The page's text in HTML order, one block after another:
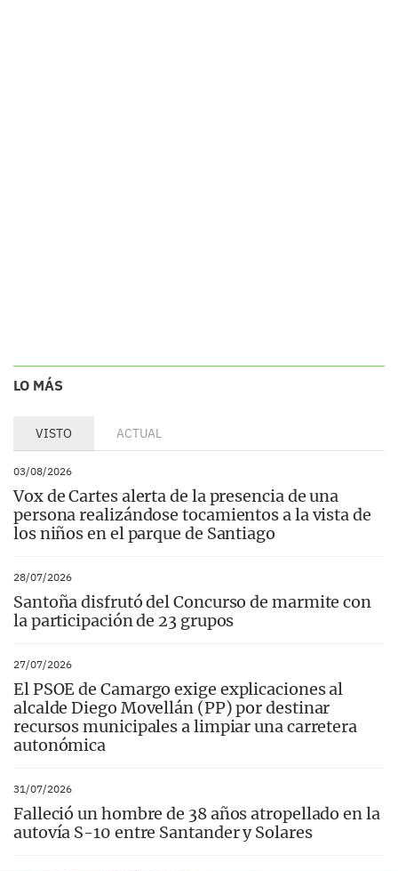
LO MÁS
VISTO ACTUAL
03/08/2026
Vox de Cartes alerta de la presencia de una
persona realizándose tocamientos a la vista de
los niños en el parque de Santiago
28/07/2026
Santoña disfrutó del Concurso de marmite con
la participación de 23 grupos
27/07/2026
El PSOE de Camargo exige explicaciones al
alcalde Diego Movellán (PP) por destinar
recursos municipales a limpiar una carretera
autonómica
31/07/2026
Falleció un hombre de 38 años atropellado en la
autovía S-10 entre Santander y Solares